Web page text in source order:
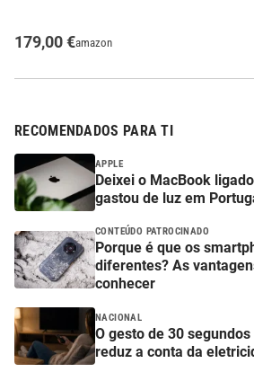
179,00 €amazon
RECOMENDADOS PARA TI
APPLE
Deixei o MacBook
gastou de luz em
CONTEÚDO PATROCINADO
Porque é que os
diferentes? As
conhecer
NACIONAL
O gesto de 30
reduz a conta da